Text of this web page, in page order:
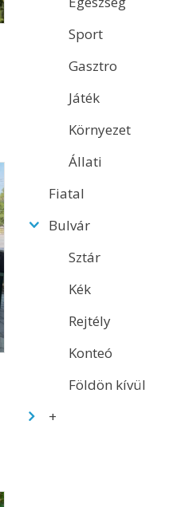
Sport
Gasztro
Játék
Környezet
Állati
Fiatal
Bulvár
Sztár
Kék
Rejtély
Konteó
Földön kívül
+